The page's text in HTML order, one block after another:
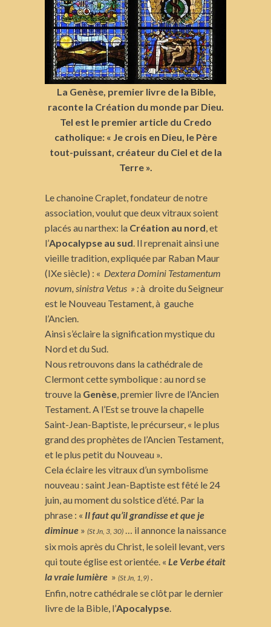
La Genèse, premier livre de la Bible,
raconte la Création du monde par Dieu.
Tel est le premier article du Credo
catholique: « Je crois en Dieu, le Père
tout-puissant, créateur du Ciel et de la
Terre ».
Le chanoine Craplet, fondateur de notre
association, voulut que deux vitraux soient
placés au narthex: la Création au nord, et
l’Apocalypse au sud. Il reprenait ainsi une
vieille tradition, expliquée par Raban Maur
(IXe siècle) : « Dextera Domini Testamentum
novum, sinistra Vetus » :à droite du Seigneur
est le Nouveau Testament, à gauche
l’Ancien.
Ainsi s’éclaire la signification mystique du
Nord et du Sud.
Nous retrouvons dans la cathédrale de
Clermont cette symbolique : au nord se
trouve la Genèse, premier livre de l’Ancien
Testament. A l’Est se trouve la chapelle
Saint-Jean-Baptiste, le précurseur, « le plus
grand des prophètes de l’Ancien Testament,
et le plus petit du Nouveau ».
Cela éclaire les vitraux d’un symbolisme
nouveau : saint Jean-Baptiste est fêté le 24
juin, au moment du solstice d’été. Par la
phrase : « Il faut qu’il grandisse et que je
diminue » (St Jn, 3, 30) … il annonce la naissance
six mois après du Christ, le soleil levant, vers
qui toute église est orientée. « Le Verbe était
la vraie lumière » (St Jn, 1,9) .
Enfin, notre cathédrale se clôt par le dernier
livre de la Bible, l’Apocalypse.